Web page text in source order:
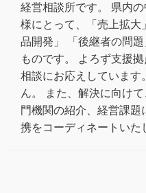
経営相談所です。 県内
様にとって、「売上拡大
品開発」 「後継者の問
ものです。 よろず支援
相談にお応えしています
ん。 また、解決に向け
門機関の紹介、経営課
携をコーディネートいた